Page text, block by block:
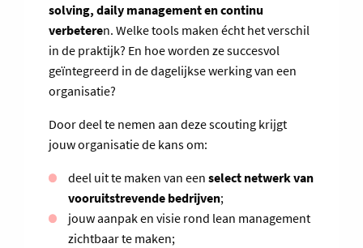
solving, daily management en continu
verbeteren. Welke tools maken écht het verschil
in de praktijk? En hoe worden ze succesvol
geïntegreerd in de dagelijkse werking van een
organisatie?
Door deel te nemen aan deze scouting krijgt
jouw organisatie de kans om:
deel uit te maken van een select netwerk van
vooruitstrevende bedrijven;
jouw aanpak en visie rond lean management
zichtbaar te maken;